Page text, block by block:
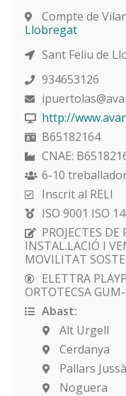
Compte de
Llobregat
Sant Feliu de
934653126
http://
B65182164
CNAE:
6-10
Inscrit al RELI
ISO 9001 ISO
PROJECTES
INSTAL.LACIÓ I
MOVILITAT
ELETTRA
ORTOTECSA
Abast:
Alt Urgell
Cerdanya
Pallars Jussà
Noguera